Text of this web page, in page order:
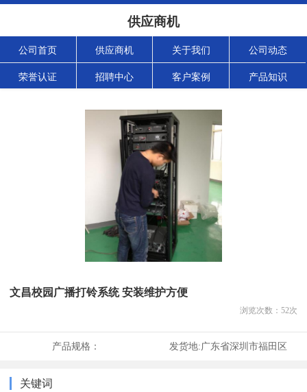
供应商机
公司首页 供应商机 关于我们 公司动态
荣誉认证 招聘中心 客户案例 产品知识
文昌校园广播打铃系统 安装维护方便
浏览次数： 52次
产品规格： 发货地:广东省深圳市福田区
关键词